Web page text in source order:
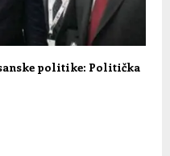
politike: Politička